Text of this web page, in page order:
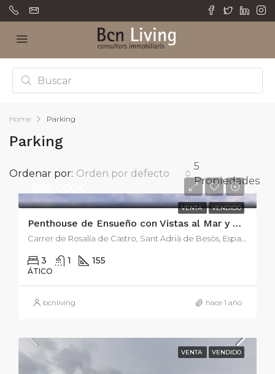
Home Parking
Parking
5
Propiedades
Ordenar por: Orden por defecto
VENTA VENDIDO
Penthouse de Ensueño con Vistas al Mar y Diseño Moderno de 134m2 y 40 m2 de terraza.
3 1 155
ÁTICO
bcnliving hace 1 año
VENTA VENDIDO